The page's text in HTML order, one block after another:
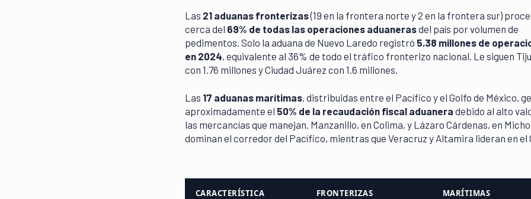
Las 21 aduanas fronterizas(19 en la frontera norte y 2 en la frontera sur)
cerca del 69% de todas las operaciones aduanerasdel país por volumen de
pedimentos. Solo la aduana de Nuevo Laredo registró 5.38 millones de
en 2024, equivalente al 36% de todo el tráfico fronterizo nacional. Le siguen
con 1.76 millones y Ciudad Juárez con 1.6 millones.
Las 17 aduanas marítimas, distribuidas entre el Pacífico y el Golfo de México,
aproximadamente el 50% de la recaudación fiscal aduanera debido al alto
las mercancías que manejan. Manzanillo, en Colima, y Lázaro Cárdenas, en
dominan el corredor del Pacífico, mientras que Veracruz y Altamira lideran en el
CARACTERÍSTICA FRONTERIZAS MARÍTIMAS